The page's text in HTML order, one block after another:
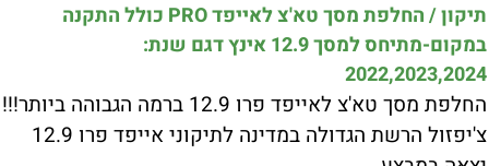
תיקון / החלפת מסך טא'צ לאייפד PRO כולל התקנה
במקום-מתיחס למסך 12.9 אינץ דגם שנת:
2022,2023,2024
החלפת מסך טא'צ לאייפד פרו 12.9 ברמה הגבוהה ביותר!!!
צ'יפזול הרשת הגדולה במדינה לתיקוני אייפד פרו 12.9